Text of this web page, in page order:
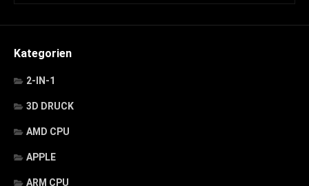
Kategorien
2-IN-1
3D DRUCK
AMD CPU
APPLE
ARM CPU